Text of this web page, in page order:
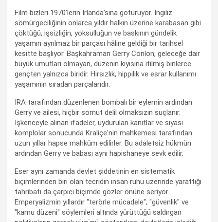
Film bizleri 1970'lerin İrlanda'sına götürüyor. İngiliz
sömürgeciliğinin onlarca yıldır halkın üzerine karabasan gibi
çöktüğü, işsizliğin, yoksulluğun ve baskının gündelik
yaşamın ayrılmaz bir parçası hâline geldiği bir tarihsel
kesitte başlıyor. Başkahraman Gerry Conlon, geleceğe dair
büyük umutları olmayan, düzenin kıyısına itilmiş binlerce
gençten yalnızca biridir. Hırsızlık, hippilik ve esrar kullanımı
yaşamının sıradan parçalarıdır.
IRA tarafından düzenlenen bombalı bir eylemin ardından
Gerry ve ailesi, hiçbir somut delil olmaksızın suçlanır.
İşkenceyle alınan ifadeler, uydurulan kanıtlar ve siyasi
komplolar sonucunda Kraliçe'nin mahkemesi tarafından
uzun yıllar hapse mahkûm edilirler. Bu adaletsiz hükmün
ardından Gerry ve babası aynı hapishaneye sevk edilir.
Eser aynı zamanda devlet şiddetinin en sistematik
biçimlerinden biri olan tecridin insan ruhu üzerinde yarattığı
tahribatı da çarpıcı biçimde gözler önüne seriyor.
Emperyalizmin yıllardır "terörle mücadele", "güvenlik" ve
"kamu düzeni" söylemleri altında yürüttüğü saldırgan